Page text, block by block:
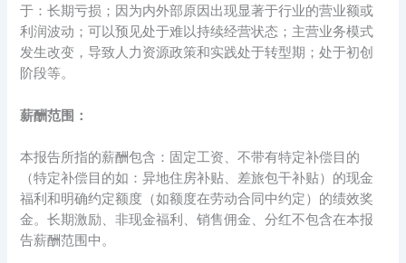
于：长期亏损；因为内外部原因出现显著于行业的营业额或
利润波动；可以预见处于难以持续经营状态；主营业务模式
发生改变，导致人力资源政策和实践处于转型期；处于初创
阶段等。
薪酬范围：
本报告所指的薪酬包含：固定工资、不带有特定补偿目的
（特定补偿目的如：异地住房补贴、差旅包干补贴）的现金
福利和明确约定额度（如额度在劳动合同中约定）的绩效奖
金。长期激励、非现金福利、销售佣金、分红不包含在本报
告薪酬范围中。